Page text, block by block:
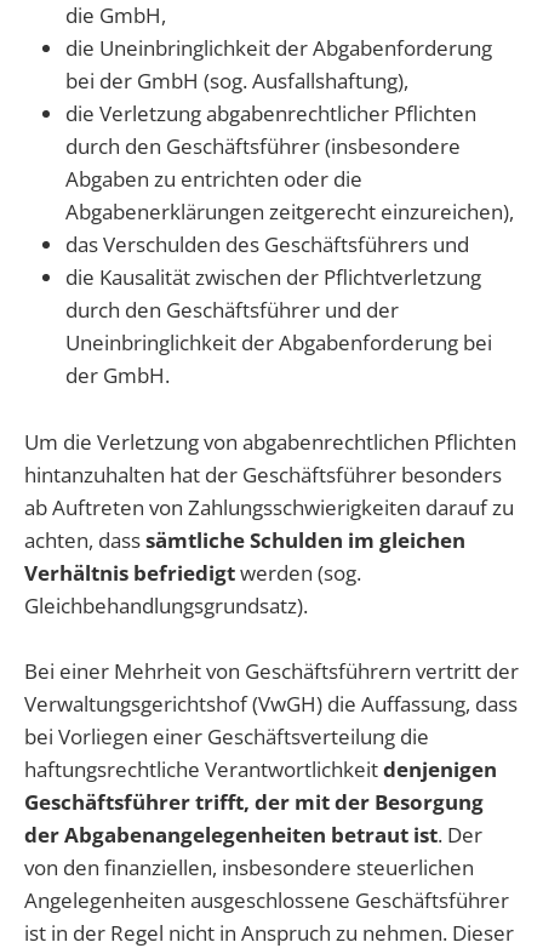
die GmbH,
die Uneinbringlichkeit der Abgabenforderung
bei der GmbH (sog. Ausfallshaftung),
die Verletzung abgabenrechtlicher Pflichten
durch den Geschäftsführer (insbesondere
Abgaben zu entrichten oder die
Abgabenerklärungen zeitgerecht einzureichen),
das Verschulden des Geschäftsführers und
die Kausalität zwischen der Pflichtverletzung
durch den Geschäftsführer und der
Uneinbringlichkeit der Abgabenforderung bei
der GmbH.
Um die Verletzung von abgabenrechtlichen Pflichten
hintanzuhalten hat der Geschäftsführer besonders
ab Auftreten von Zahlungsschwierigkeiten darauf zu
achten, dasssämtliche Schulden im gleichen
Verhältnis befriedigtwerden (sog.
Gleichbehandlungsgrundsatz).
Bei einer Mehrheit von Geschäftsführern vertritt der
Verwaltungsgerichtshof (VwGH) die Auffassung, dass
bei Vorliegen einer Geschäftsverteilung die
haftungsrechtliche Verantwortlichkeitdenjenigen
Geschäftsführer trifft, der mit der Besorgung
der Abgabenangelegenheiten betraut ist. Der
von den finanziellen, insbesondere steuerlichen
Angelegenheiten ausgeschlossene Geschäftsführer
ist in der Regel nicht in Anspruch zu nehmen. Dieser